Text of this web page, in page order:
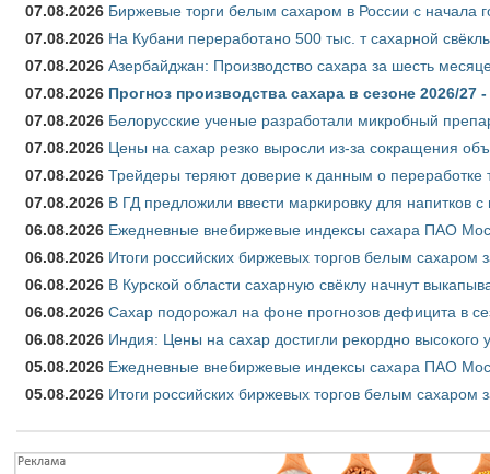
07.08.2026 Биржевые торги белым сахаром в России с начала
07.08.2026 На Кубани переработано 500 тыс. т сахарной
07.08.2026 Азербайджан: Производство сахара за шесть
07.08.2026 Прогноз производства сахара в сезоне 2026/
07.08.2026 Белорусские ученые разработали микробный
07.08.2026 Цены на сахар резко выросли из-за сокращения
07.08.2026 Трейдеры теряют доверие к данным о переработке
07.08.2026 В ГД предложили ввести маркировку для напитков
06.08.2026 Ежедневные внебиржевые индексы сахара ПАО
06.08.2026 Итоги российских биржевых торгов белым сахаром
06.08.2026 В Курской области сахарную свёклу начнут
06.08.2026 Сахар подорожал на фоне прогнозов дефицита в
06.08.2026 Индия: Цены на сахар достигли рекордно высокого
05.08.2026 Ежедневные внебиржевые индексы сахара ПАО
05.08.2026 Итоги российских биржевых торгов белым сахаром